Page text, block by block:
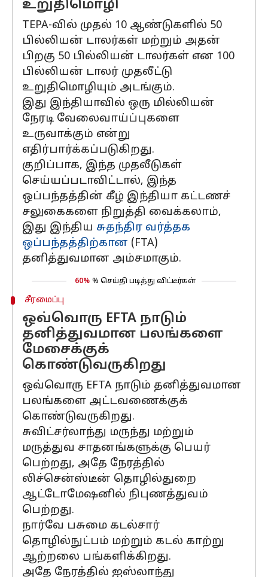
உறுதிமொழி
TEPA-வில் முதல் 10 ஆண்டுகளில் 50
பில்லியன் டாலர்கள் மற்றும் அதன்
பிறகு 50 பில்லியன் டாலர்கள் என 100
பில்லியன் டாலர் முதலீட்டு
உறுதிமொழியும் அடங்கும்.
இது இந்தியாவில் ஒரு மில்லியன்
நேரடி வேலைவாய்ப்புகளை
உருவாக்கும் என்று
எதிர்பார்க்கப்படுகிறது.
குறிப்பாக, இந்த முதலீடுகள்
செய்யப்படாவிட்டால், இந்த
ஒப்பந்தத்தின் கீழ் இந்தியா கட்டணச்
சலுகைகளை நிறுத்தி வைக்கலாம்,
இது இந்திய சுதந்திர வர்த்தக
ஒப்பந்தத்திற்கான (FTA)
தனித்துவமான அம்சமாகும்.
60% % செய்தி படித்து விட்டீர்கள்
சீரமைப்பு
ஒவ்வொரு EFTA நாடும்
தனித்துவமான பலங்களை
மேசைக்குக்
கொண்டுவருகிறது
ஒவ்வொரு EFTA நாடும் தனித்துவமான
பலங்களை அட்டவணைக்குக்
கொண்டுவருகிறது.
சுவிட்சர்லாந்து மருந்து மற்றும்
மருத்துவ சாதனங்களுக்கு பெயர்
பெற்றது, அதே நேரத்தில்
லிச்சென்ஸ்டீன் தொழில்துறை
ஆட்டோமேஷனில் நிபுணத்துவம்
பெற்றது.
நார்வே பசுமை கடல்சார்
தொழில்நுட்பம் மற்றும் கடல் காற்று
ஆற்றலை பங்களிக்கிறது.
அதே நேரத்தில் ஐஸ்லாந்து